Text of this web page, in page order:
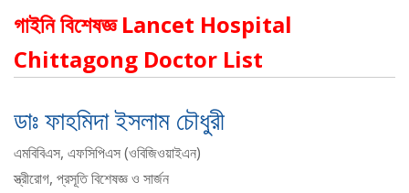
গাইনি বিশেষজ্ঞ Lancet Hospital
Chittagong Doctor List
ডাঃ ফাহমিদা ইসলাম চৌধুরী
এমবিবিএস, এফসিপিএস (ওবিজিওয়াইএন)
স্ত্রীরোগ, প্রসূতি বিশেষজ্ঞ ও সার্জন